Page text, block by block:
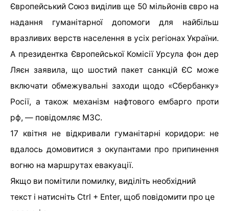
Європейський Союз виділив ще 50 мільйонів євро на
надання гуманітарної допомоги для найбільш
вразливих верств населення в усіх регіонах України.
А президентка Європейської Комісії Урсула фон дер
Ляєн заявила, що шостий пакет санкцій ЄС може
включати обмежувальні заходи щодо «Сбербанку»
Росії, а також механізм нафтового ембарго проти
рф, — повідомляє МЗС.
17 квітня не відкривали гуманітарні коридори: не
вдалось домовитися з окупантами про припинення
вогню на маршрутах евакуації.
Якщо ви помітили помилку, виділіть необхідний
текст і натисніть Ctrl + Enter, щоб повідомити про це